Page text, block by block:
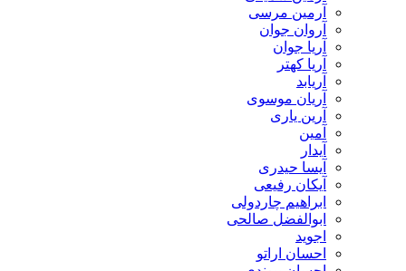
آرمین مرسی
آروان جوان
آریا جوان
آریا کهتر
آریان موسوی
آرین یاری
آیسا حیدری
آیکان رفیعی
ابراهیم چاردولی
ابوالفضل صالحی
احسان اراتو